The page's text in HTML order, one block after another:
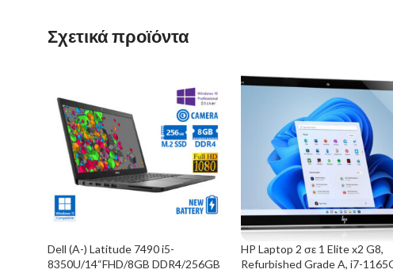
Σχετικά προϊόντα
Dell (A-) Latitude 7490 i5-
8350U/14“FHD/8GB DDR4/256GB
HP Laptop 2 σε 1 Elite x2 G8,
Refurbished Grade A, i7-